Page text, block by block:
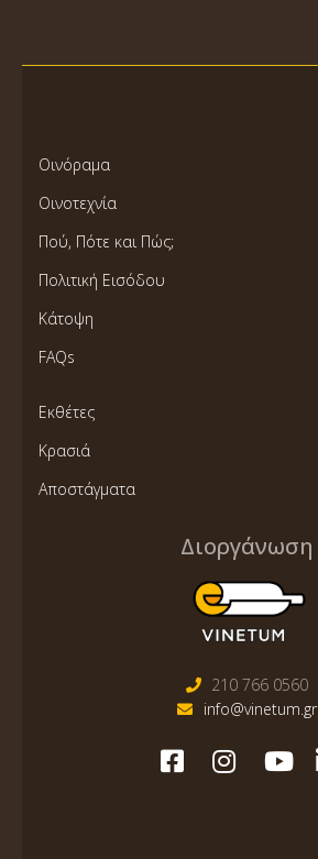
Οινόραμα
Οινοτεχνία
Πού, Πότε και Πώς;
Πολιτική Εισόδου
Κάτοψη
FAQs
Εκθέτες
Κρασιά
Αποστάγματα
Διοργάνωση
210 766 0560
info@vinetum.gr